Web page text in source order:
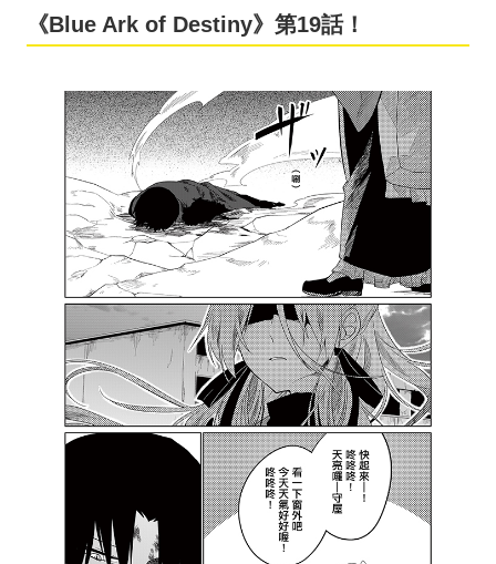
《Blue Ark of Destiny》第19話！